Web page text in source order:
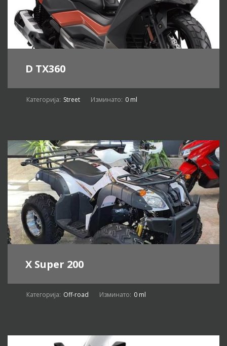
D TX360
Категорија: Street Изминато: 0 ml
X Super 200
Категорија: Off-road Изминато: 0 ml